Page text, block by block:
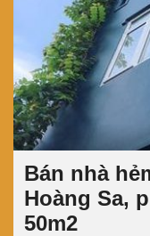
Bán nhà
Hoàng Sa,
50m2